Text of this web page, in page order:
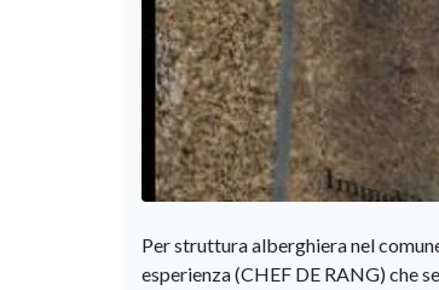
Per struttura alberghiera nel
esperienza (CHEF DE RANG) che